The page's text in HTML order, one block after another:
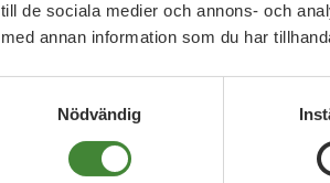
till de sociala medier och annons- och
med annan information som du har
Nödvändig